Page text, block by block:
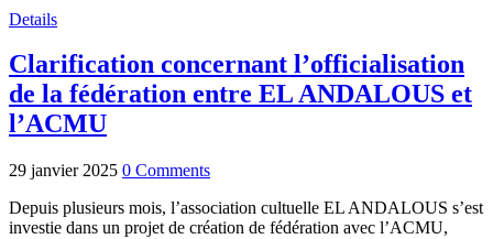
Details
Clarification concernant l’officialisation
de la fédération entre EL ANDALOUS et
l’ACMU
29 janvier 2025 0 Comments
Depuis plusieurs mois, l’association cultuelle EL ANDALOUS s’est
investie dans un projet de création de fédération avec l’ACMU,